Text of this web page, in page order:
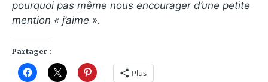
pourquoi pas même nous encourager d’une petite
mention « j’aime ».
Partager :
Plus